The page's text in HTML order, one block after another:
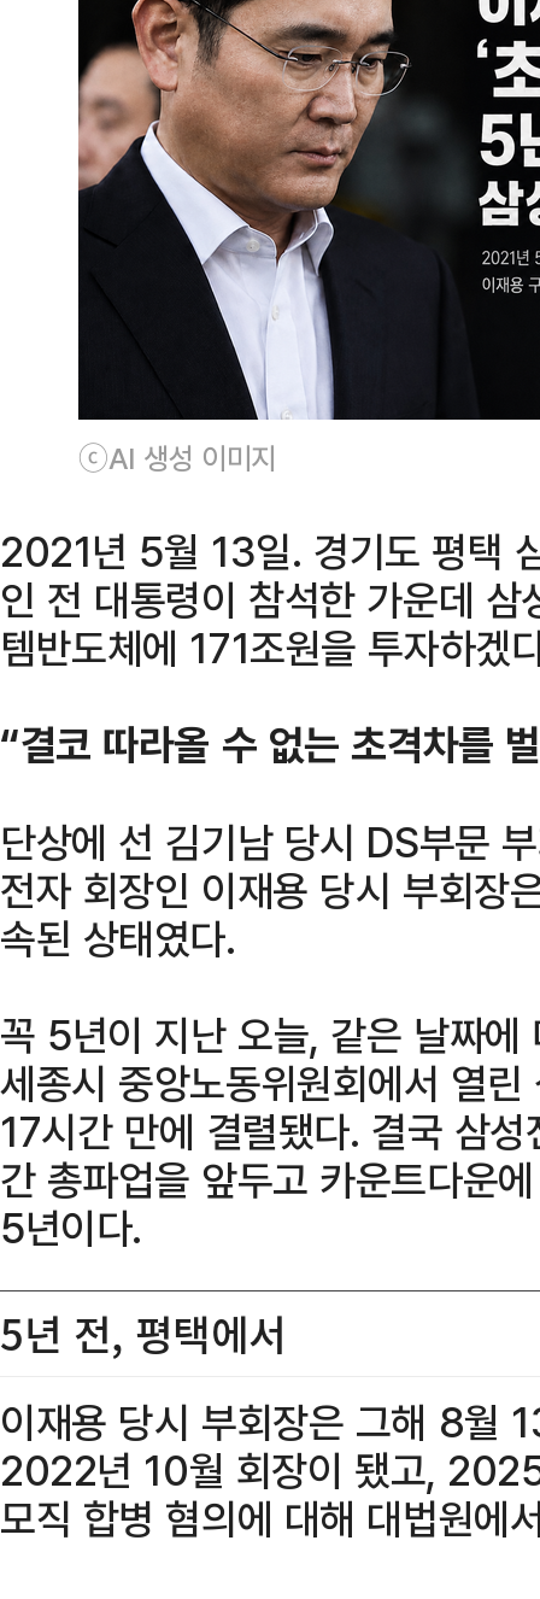
ⓒAI 생성 이미지
2021년 5월 13일. 경기도 평택
인 전 대통령이 참석한 가운데
템반도체에 171조원을 투자하겠
“결코 따라올 수 없는 초격차를
단상에 선 김기남 당시 DS부문
전자 회장인 이재용 당시 부회장
속된 상태였다.
꼭 5년이 지난 오늘, 같은 날짜에
세종시 중앙노동위원회에서 열
17시간 만에 결렬됐다. 결국 삼
간 총파업을 앞두고 카운트다운
5년이다.
5년 전, 평택에서
이재용 당시 부회장은 그해 8월
2022년 10월 회장이 됐고,
모직 합병 혐의에 대해 대법원에